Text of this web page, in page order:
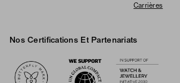
Carrières
Nos Certifications Et Partenariats